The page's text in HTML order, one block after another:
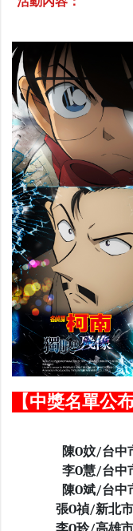
【中獎名單公布
陳O妏/台中
李O慧/台中
陳O斌/台中
張O禎/新北